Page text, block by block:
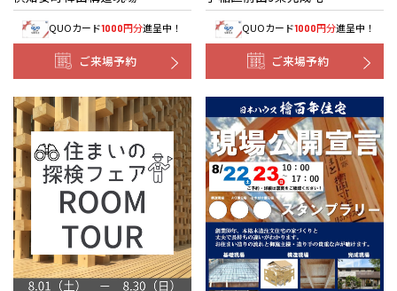
QUOカード1000円分進呈中！
ご来場予約
QUOカード1000円分進呈中！
ご来場予約
宮城
福島
富山
石川
福井
埼玉
千葉
茨城
栃木
群馬
岐阜
静岡
三重
大阪
京都
兵庫
奈良
滋賀
和歌山
中国・四国
岡山
香川
愛媛
鳥取
島根
広島
九州
福岡
佐賀
熊本
大分
宮崎
分譲マンション
※現住所のある都道府県以外の建築予定地の方でも現住所の有るお近
くの展示場又は店舗にお問合せください。移住の計画の方もご相談対
応します。お気軽にご相談ください。
釧路
宮城県
仙台
福島県
会津
富山県
富山
石川県
福井県
福井
相模
埼玉県
埼玉
千葉県
千葉
柏
茨城県
水戸
栃木県
宇都宮
小山
群馬県
群馬
伊勢崎
岐阜県
岐阜
静岡県
三重県
四日市
大阪府
大阪
京都府
京都
兵庫県
姫路
奈良県
奈良
中国・四国
岡山県
岡山
愛媛県
松山
九州
福岡県
福岡
佐賀県
佐賀
熊本県
熊本
大分県
大分
宮崎県
宮崎
鹿児島県
鹿児島